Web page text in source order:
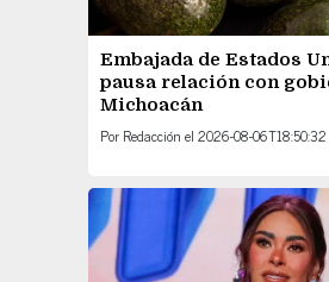
Embajada de Estados
pausa relación con
Michoacán
Por Redacción el 2026-08-06T18:50:32